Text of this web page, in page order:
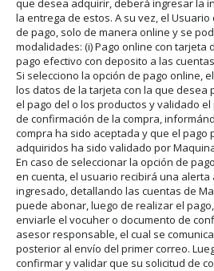
que desea adquirir, deberá ingresar la
la entrega de estos. A su vez, el
de pago, solo de manera online y se
modalidades: (i) Pago online con tarjeta
pago efectivo con deposito a las
Si selecciono la opción de pago online,
los datos de la tarjeta con la que desea
el pago del o los productos y validado
de confirmación de la compra,
compra ha sido aceptada y que el pago
adquiridos ha sido validado por
En caso de seleccionar la opción de
en cuenta, el usuario recibirá una alerta
ingresado, detallando las cuentas de
puede abonar, luego de realizar el
enviarle el vocuher o documento de
asesor responsable, el cual se
posterior al envío del primer correo.
confirmar y validar que su solicitud de